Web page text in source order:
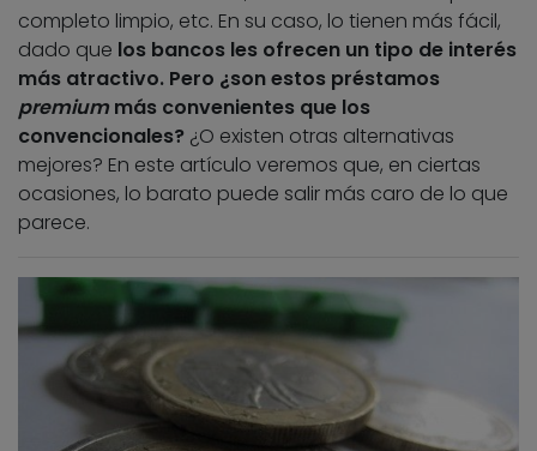
completo limpio, etc. En su caso, lo tienen más fácil,
dado que los bancos les ofrecen un tipo de interés
más atractivo. Pero ¿son estos préstamos
premium más convenientes que los
convencionales? ¿O existen otras alternativas
mejores? En este artículo veremos que, en ciertas
ocasiones, lo barato puede salir más caro de lo que
parece.